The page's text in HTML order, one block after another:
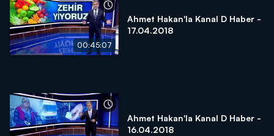
00:45:07
Ahmet Hakan'la Kanal D Haber -
17.04.2018
Ahmet Hakan'la Kanal D Haber -
16.04.2018